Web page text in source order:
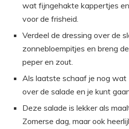
wat fijngehakte kappertjes
voor de frisheid.
Verdeel de dressing over de
zonnebloempitjes en breng
peper en zout.
Als laatste schaaf je nog wat
over de salade en je kunt
Deze salade is lekker als
Zomerse dag, maar ook